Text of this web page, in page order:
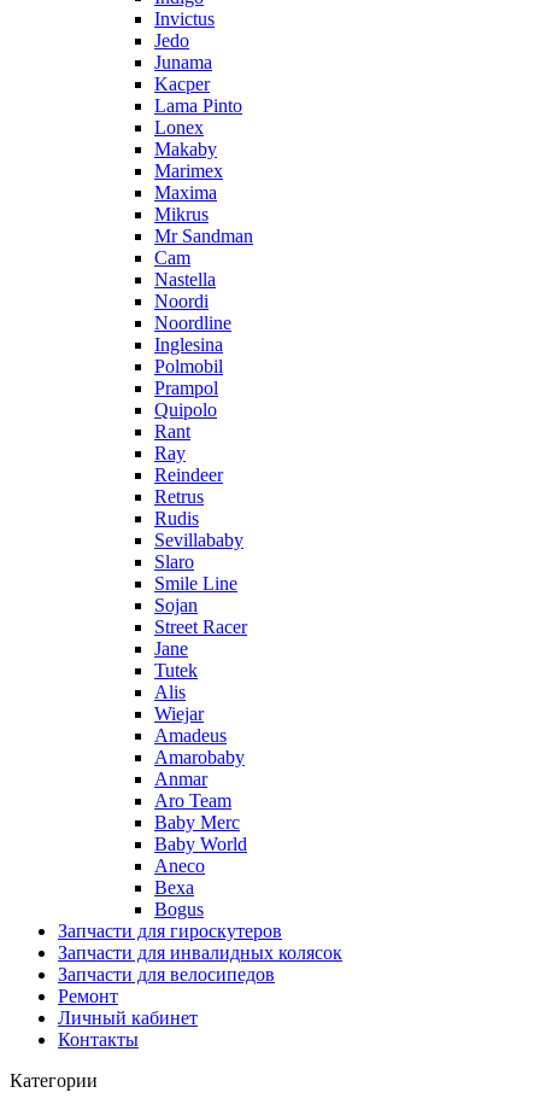
Invictus
Jedo
Junama
Kacper
Lama Pinto
Lonex
Makaby
Marimex
Maxima
Mikrus
Mr Sandman
Cam
Nastella
Noordi
Noordline
Inglesina
Polmobil
Prampol
Quipolo
Rant
Ray
Reindeer
Retrus
Rudis
Sevillababy
Slaro
Smile Line
Sojan
Street Racer
Jane
Tutek
Alis
Wiejar
Amadeus
Amarobaby
Anmar
Aro Team
Baby Merc
Baby World
Aneco
Bexa
Bogus
Запчасти для гироскутеров
Запчасти для инвалидных колясок
Запчасти для велосипедов
Ремонт
Личный кабинет
Контакты
Категории